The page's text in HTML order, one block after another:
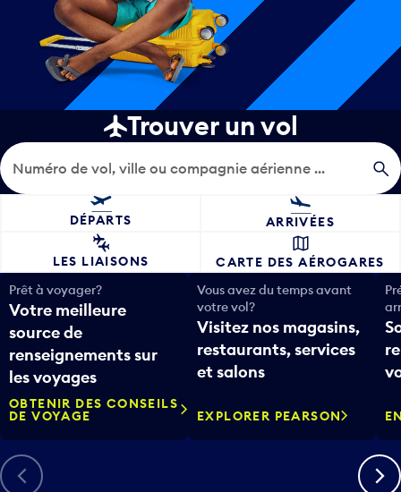
Trouver un vol
Recherche de vol
DÉPARTS ARRIVÉES
LES LIAISONS CARTE DES AÉROGARES
Précédent
Prêt à voyager?
Votre meilleure
source de
renseignements sur
les voyages
OBTENIR DES CONSEILS
DE VOYAGE
Vous avez du temps avant
votre vol?
Visitez nos magasins,
restaurants, services
et salons
EXPLORER PEARSON